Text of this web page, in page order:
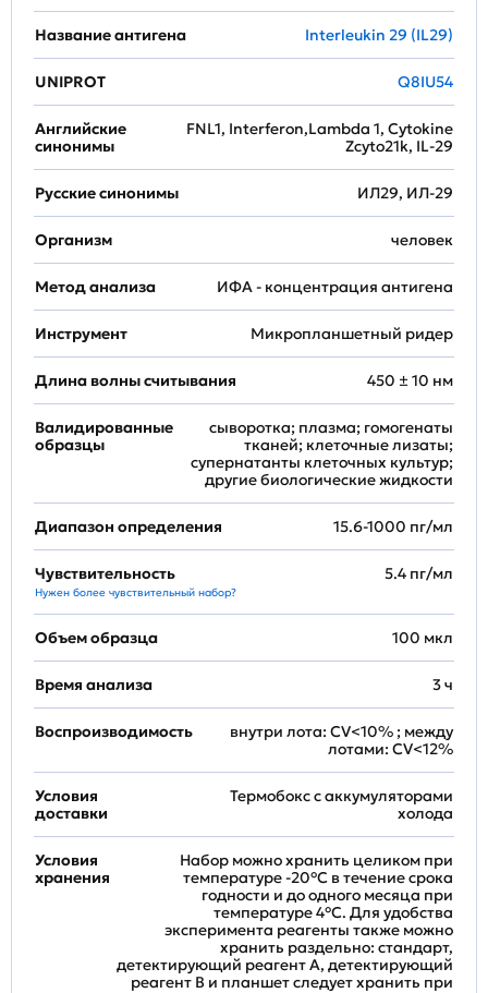
Название антигена Interleukin 29 (IL29)
UNIPROT Q8IU54
Английские
синонимы
FNL1, Interferon,Lambda 1, Cytokine
Zcyto21k, IL-29
Русские синонимы ИЛ29, ИЛ-29
Организм человек
Метод анализа ИФА - концентрация антигена
Инструмент Микропланшетный ридер
Длина волны считывания 450 ± 10 нм
Валидированные
образцы
сыворотка; плазма; гомогенаты
тканей; клеточные лизаты;
супернатанты клеточных культур;
другие биологические жидкости
Диапазон определения 15.6-1000 пг/мл
Чувствительность
Нужен более чувствительный набор?
5.4 пг/мл
Объем образца 100 мкл
Время анализа 3 ч
Воспроизводимость
внутри лота: CV<10% ; между
лотами: CV<12%
Условия
доставки
Термобокс с аккумуляторами
холода
Условия
хранения
Набор можно хранить целиком при
температуре -20°C в течение срока
годности и до одного месяца при
температуре 4°C. Для удобства
эксперимента реагенты также можно
хранить раздельно: стандарт,
детектирующий реагент A, детектирующий
реагент B и планшет следует хранить при